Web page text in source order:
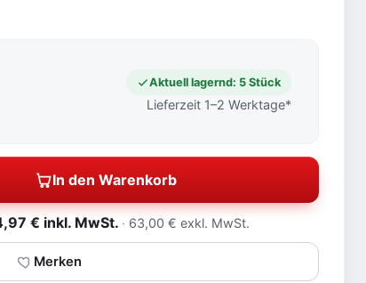
Aktuell lagernd: 5 Stück
Lieferzeit 1–2 Werktage*
In den Warenkorb
€ inkl. MwSt. 63,00 € exkl. MwSt.
Merken